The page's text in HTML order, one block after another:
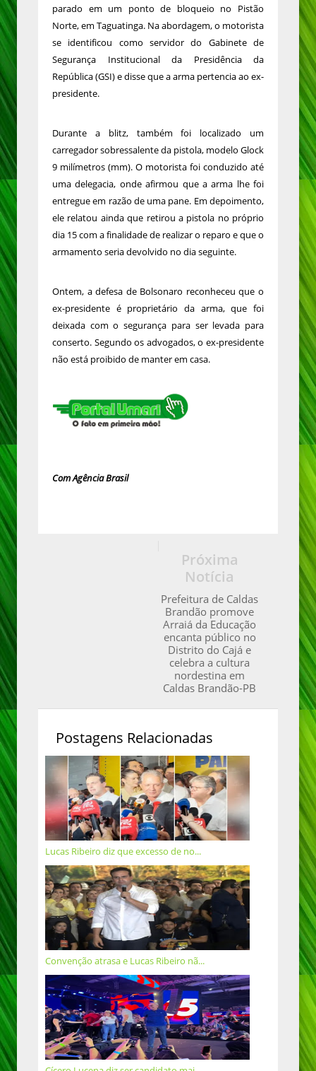
parado em um ponto de bloqueio no Pistão
Norte, em Taguatinga. Na abordagem, o motorista
se identificou como servidor do Gabinete de
Segurança Institucional da Presidência da
República (GSI) e disse que a arma pertencia ao ex-
presidente.
Durante a blitz, também foi localizado um
carregador sobressalente da pistola, modelo Glock
9 milímetros (mm). O motorista foi conduzido até
uma delegacia, onde afirmou que a arma lhe foi
entregue em razão de uma pane. Em depoimento,
ele relatou ainda que retirou a pistola no próprio
dia 15 com a finalidade de realizar o reparo e que o
armamento seria devolvido no dia seguinte.
Ontem, a defesa de Bolsonaro reconheceu que o
ex-presidente é proprietário da arma, que foi
deixada com o segurança para ser levada para
conserto. Segundo os advogados, o ex-presidente
não está proibido de manter em casa.
Com Agência Brasil
Próxima
Notícia
Prefeitura de Caldas
Brandão promove
Arraiá da Educação
encanta público no
Distrito do Cajá e
celebra a cultura
nordestina em
Caldas Brandão-PB
Postagens Relacionadas
Lucas Ribeiro diz que excesso de no...
Convenção atrasa e Lucas Ribeiro nã...